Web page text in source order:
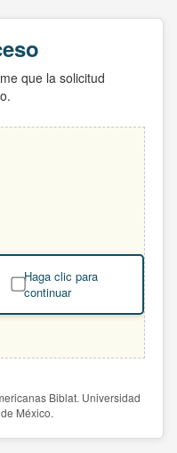
que la solicitud
Haga clic para
continuar
Biblat. Universidad
México.